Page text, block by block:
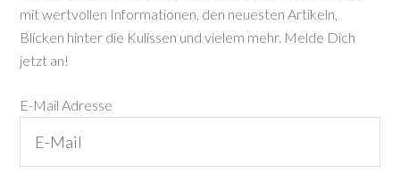
mit wertvollen Informationen, den neuesten Artikeln,
Blicken hinter die Kulissen und vielem mehr. Melde Dich
jetzt an!
E-Mail Adresse